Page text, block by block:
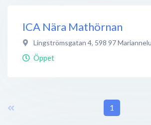
ICA Nära Mathörnan
Lingströmsgatan 4, 598 97
Öppet
1